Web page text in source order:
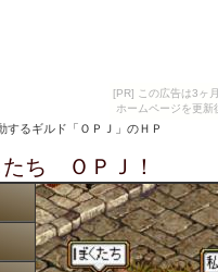
[PR] この広告は3ヶ
ホームページを更
るギルド「ＯＰＪ」のＨＰ
ち ＯＰＪ！